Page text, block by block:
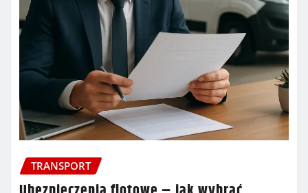
TRANSPORT